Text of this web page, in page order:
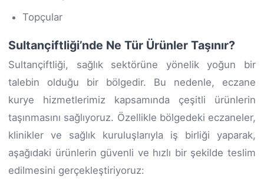
Topçular
Sultançiftliği’nde Ne Tür Ürünler Taşınır?
Sultançiftliği, sağlık sektörüne yönelik yoğun bir
talebin olduğu bir bölgedir. Bu nedenle, eczane
kurye hizmetlerimiz kapsamında çeşitli ürünlerin
taşınmasını sağlıyoruz. Özellikle bölgedeki eczaneler,
klinikler ve sağlık kuruluşlarıyla iş birliği yaparak,
aşağıdaki ürünlerin güvenli ve hızlı bir şekilde teslim
edilmesini gerçekleştiriyoruz: